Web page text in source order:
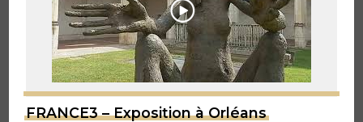
FRANCE3 – Exposition à Orléans